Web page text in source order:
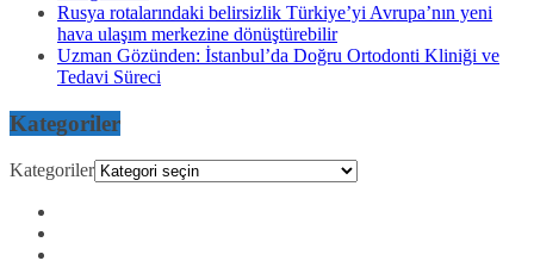
Rusya rotalarındaki belirsizlik Türkiye’yi Avrupa’nın yeni
hava ulaşım merkezine dönüştürebilir
Uzman Gözünden: İstanbul’da Doğru Ortodonti Kliniği ve
Tedavi Süreci
Kategoriler
Kategoriler